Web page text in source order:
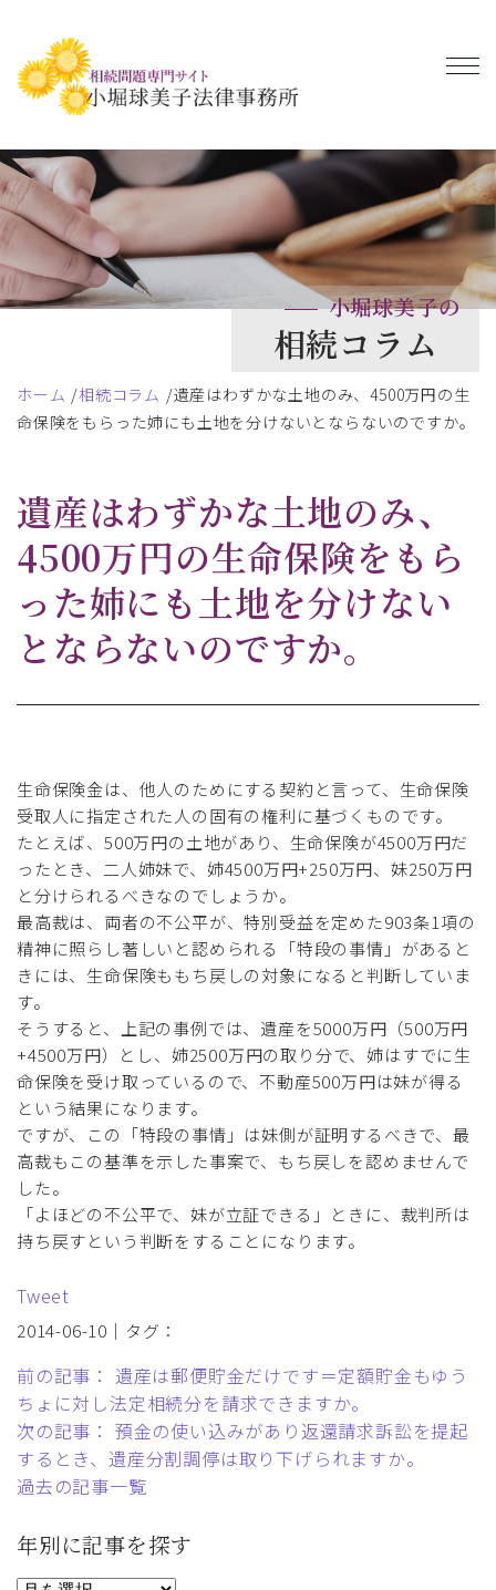
小堀球美子の
相続コラム
ホーム 相続コラム
遺産はわずかな土地のみ、4500万円の生
命保険をもらった姉にも土地を分けないとならないのですか。
遺産はわずかな土地のみ、
4500万円の生命保険をもら
った姉にも土地を分けない
とならないのですか。
生命保険金は、他人のためにする契約と言って、生命保険
受取人に指定された人の固有の権利に基づくものです。
たとえば、500万円の土地があり、生命保険が4500万円だ
ったとき、二人姉妹で、姉4500万円+250万円、妹250万円
と分けられるべきなのでしょうか。
最高裁は、両者の不公平が、特別受益を定めた903条1項の
精神に照らし著しいと認められる「特段の事情」があると
きには、生命保険ももち戻しの対象になると判断していま
す。
そうすると、上記の事例では、遺産を5000万円（500万円
+4500万円）とし、姉2500万円の取り分で、姉はすでに生
命保険を受け取っているので、不動産500万円は妹が得る
という結果になります。
ですが、この「特段の事情」は妹側が証明するべきで、最
高裁もこの基準を示した事案で、もち戻しを認めませんで
した。
「よほどの不公平で、妹が立証できる」ときに、裁判所は
持ち戻すという判断をすることになります。
Tweet
2014-06-10｜タグ：
前の記事： 遺産は郵便貯金だけです＝定額貯金もゆう
ちょに対し法定相続分を請求できますか。
次の記事： 預金の使い込みがあり返還請求訴訟を提起
するとき、遺産分割調停は取り下げられますか。
過去の記事一覧
年別に記事を探す